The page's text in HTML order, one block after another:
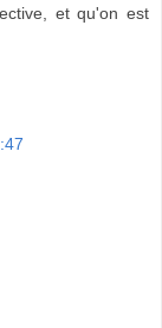
et qu'on est